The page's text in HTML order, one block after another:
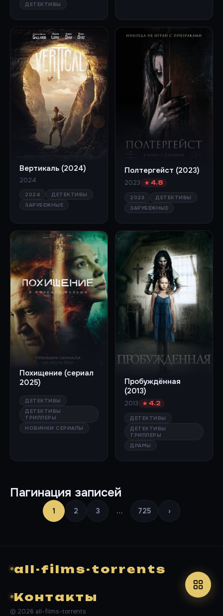
ДЕТЕКТИВЫ
Вертикаль (2024)
2024
2024
ДЕТЕКТИВЫ
ЗАРУБЕЖНЫЕ
Полтергейст (2023)
2023 ★ 4.8
2023
ДЕТЕКТИВЫ
ЗАРУБЕЖНЫЕ
Похищение (сериал
2025)
ДЕТЕКТИВЫ
ДЕТЕКТИВЫ
ТРИЛЛЕРЫ
НОВИНКИ СЕРИАЛЫ
Пробуждённая
(2013)
2013 ★ 4.2
ДЕТЕКТИВЫ
ДЕТЕКТИВЫ
ТРИЛЛЕРЫ
ДРАМЫ
Пагинация записей
1 2 3 … 725 ›
all-films-torrents
Контакты
© 2026 all-films-torrents